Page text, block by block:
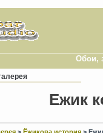
Обои,
Ежик